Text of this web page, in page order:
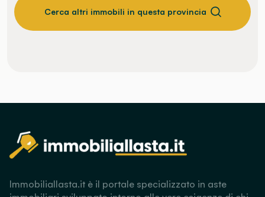
Cerca altri immobili in questa provincia
Immobiliallasta.it è il portale specializzato in aste